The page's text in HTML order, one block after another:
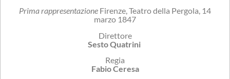
Prima rappresentazione Firenze, Teatro della Pergola, 14
marzo 1847
Direttore
Sesto Quatrini
Regia
Fabio Ceresa